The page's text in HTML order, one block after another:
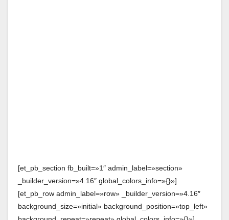
[et_pb_section fb_built=»1″ admin_label=»section»
_builder_version=»4.16″ global_colors_info=»{}»]
[et_pb_row admin_label=»row» _builder_version=»4.16″
background_size=»initial» background_position=»top_left»